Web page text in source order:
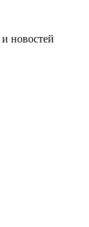
новостей